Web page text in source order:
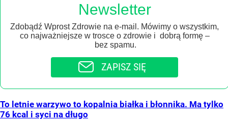
Newsletter
Zdobądź Wprost Zdrowie na e-mail. Mówimy o wszystkim,
co najważniejsze w trosce o zdrowie i dobrą formę –
bez spamu.
ZAPISZ SIĘ
To letnie warzywo to kopalnia białka i błonnika. Ma tylko
76 kcal i syci na długo